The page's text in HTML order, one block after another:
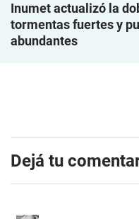
Inumet actualizó la
tormentas fuertes y
abundantes
Dejá tu